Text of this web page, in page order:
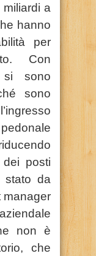
a
hanno
per
Con
si sono
sono
posti
stato da
manager
non è
che